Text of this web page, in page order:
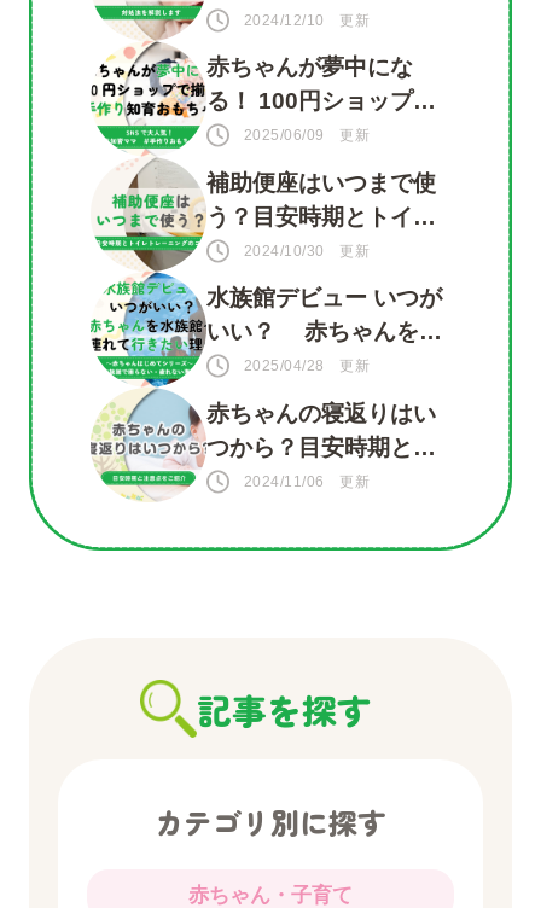
を知って赤ちゃんもマ
マも安心
2024/12/10 更新
赤ちゃんが夢中にな
る！ 100円ショップで
揃う 手づくり知育おも
ちゃ
2025/06/09 更新
補助便座はいつまで使
う？目安時期とトイレ
トレーニングのコツ
2024/10/30 更新
水族館デビュー いつが
いい？ 赤ちゃんを水
族館に連れて行きたい
理由がいっぱい！
2025/04/28 更新
赤ちゃんの寝返りはい
つから？目安時期と注
意点をご紹介
2024/11/06 更新
記事を探す
カテゴリ別に探す
赤ちゃん・子育て